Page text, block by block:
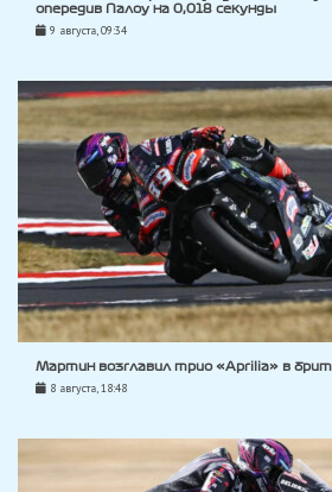
опередив Палоу на 0,018 секунды
9 августа, 09:34
Мартин возглавил трио «Aprilia» в
8 августа, 18:48